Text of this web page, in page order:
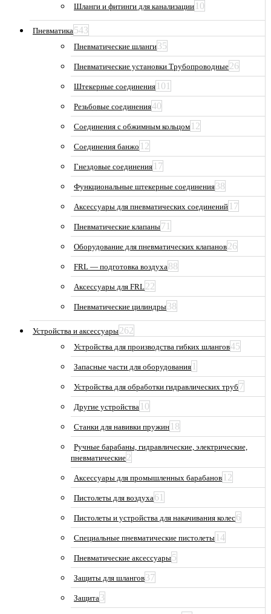
Шланги и фитинги для канализации 10
Пневматика543
Пневматические шланги35
Пневматические установки Трубопроводные26
Штекерные соединения 101
Резьбовые соединения40
Соединения с обжимным кольцом 12
Соединения банжо 12
Гнездовые соединения 17
Функциональные штекерные соединения38
Аксессуары для пневматических соединений 17
Пневматические клапаны71
Оборудование для пневматических клапанов26
FRL — подготовка воздуха88
Аксессуары для FRL22
Пневматические цилиндры38
Устройства и аксессуары262
Устройства для производства гибких шлангов45
Запасные части для оборудования 1
Устройства для обработки гидравлических труб 7
Другие устройства 10
Станки для навивки пружин 18
Ручные барабаны, гидравлические, электрические,
пневматические2
Аксессуары для промышленных барабанов 12
Пистолеты для воздуха61
Пистолеты и устройства для накачивания колес6
Специальные пневматические пистолеты 14
Пневматические аксессуары5
Защиты для шлангов37
Защита3